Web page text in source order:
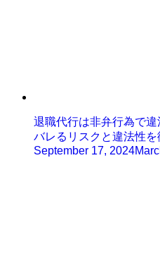
退職代行は非弁行為で
バレるリスクと違法性を
September 17, 2024